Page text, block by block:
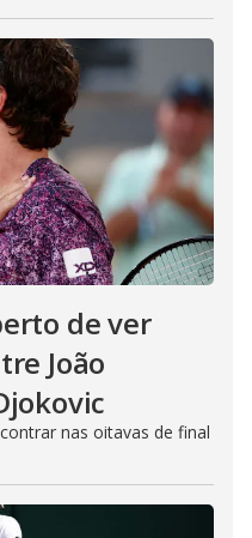
de ver
João
nas oitavas de final